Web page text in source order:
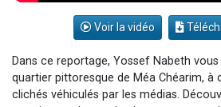
Voir la vidéo
Dans ce reportage, Yossef Nabeth
quartier pittoresque de Méa Chéarim, à
clichés véhiculés par les médias.